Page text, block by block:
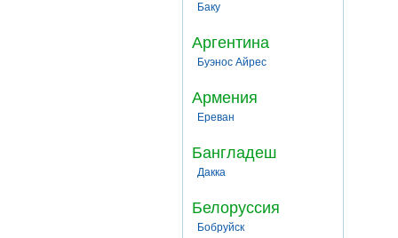
Баку
Аргентина
Буэнос Айрес
Армения
Ереван
Бангладеш
Дакка
Белоруссия
Бобруйск